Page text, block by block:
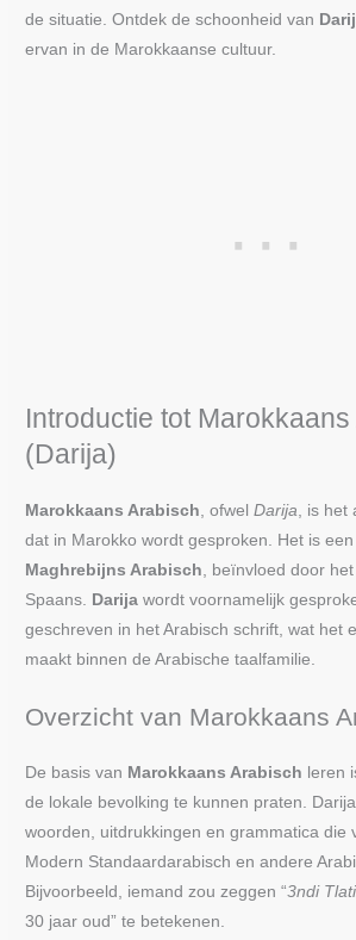
de situatie. Ontdek de schoonheid van
ervan in de Marokkaanse cultuur.
Introductie tot
(Darija)
Marokkaans Arabisch , ofwelDarija , is
dat in Marokko wordt gesproken. Het is
Maghrebijns Arabisch , beïnvloed door
Spaans. Darija wordt voornamelijk
geschreven in het Arabisch schrift, wat het
maakt binnen de Arabische taalfamilie.
Overzicht van Marokkaans
De basis van Marokkaans Arabisch leren
de lokale bevolking te kunnen praten.
woorden, uitdrukkingen en grammatica die
Modern Standaardarabisch en andere
Bijvoorbeeld, iemand zou zeggen “3ndi
30 jaar oud” te betekenen.